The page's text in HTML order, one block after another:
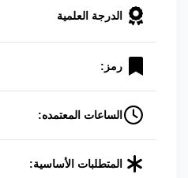
الدرجة العلمية
رمز:
الساعات المعتمده:
المتطلبات الأساسية: